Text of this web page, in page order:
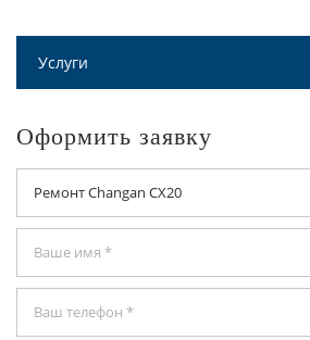
Услуги
Оформить заявку